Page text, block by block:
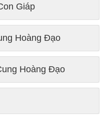
Giáp
Hoàng Đạo
Hoàng Đạo